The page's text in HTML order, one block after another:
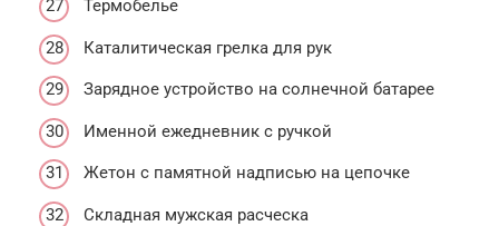
Термобелье
Каталитическая грелка для рук
Зарядное устройство на солнечной батарее
Именной ежедневник с ручкой
Жетон с памятной надписью на цепочке
Складная мужская расческа